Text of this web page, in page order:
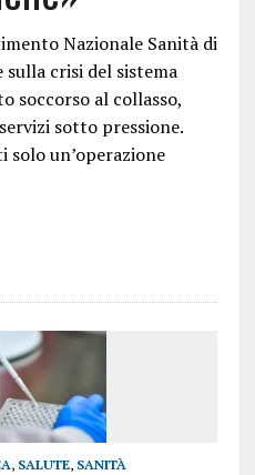
Nazionale Sanità di
crisi del sistema
soccorso al collasso,
sotto pressione.
solo un’operazione
, SALUTE, SANITÀ